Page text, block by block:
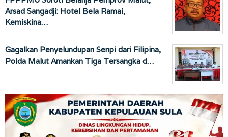
Arsad Sangadji: Hotel Bela Ramai,
Kemiskina…
Gagalkan Penyelundupan Senpi dari Filipina,
Polda Malut Amankan Tiga Tersangka d…